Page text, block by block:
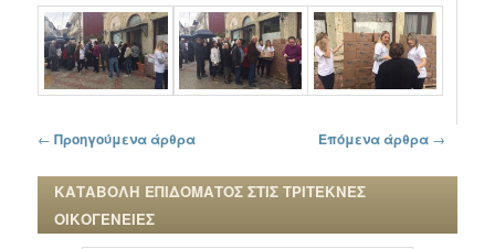
Πλοήγηση στα άρθρα
← Προηγούμενα άρθρα Επόμενα άρθρα →
ΚΑΤΑΒΟΛΗ ΕΠΙΔΟΜΑΤΟΣ ΣΤΙΣ ΤΡΙΤΕΚΝΕΣ
ΟΙΚΟΓΕΝΕΙΕΣ